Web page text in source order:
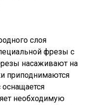
слоя
фрезы с
насаживают на
приподнимаются
необходимую